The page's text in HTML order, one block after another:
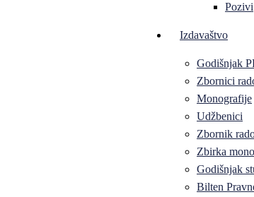
Pozivi
Izdavaštvo
Godišnjak
Zbornici
Monografije
Udžbenici
Zbornik
Zbirka
Godišnjak
Bilten